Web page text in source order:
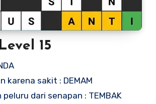
15
karena sakit : DEMAM
peluru dari senapan : TEMBAK